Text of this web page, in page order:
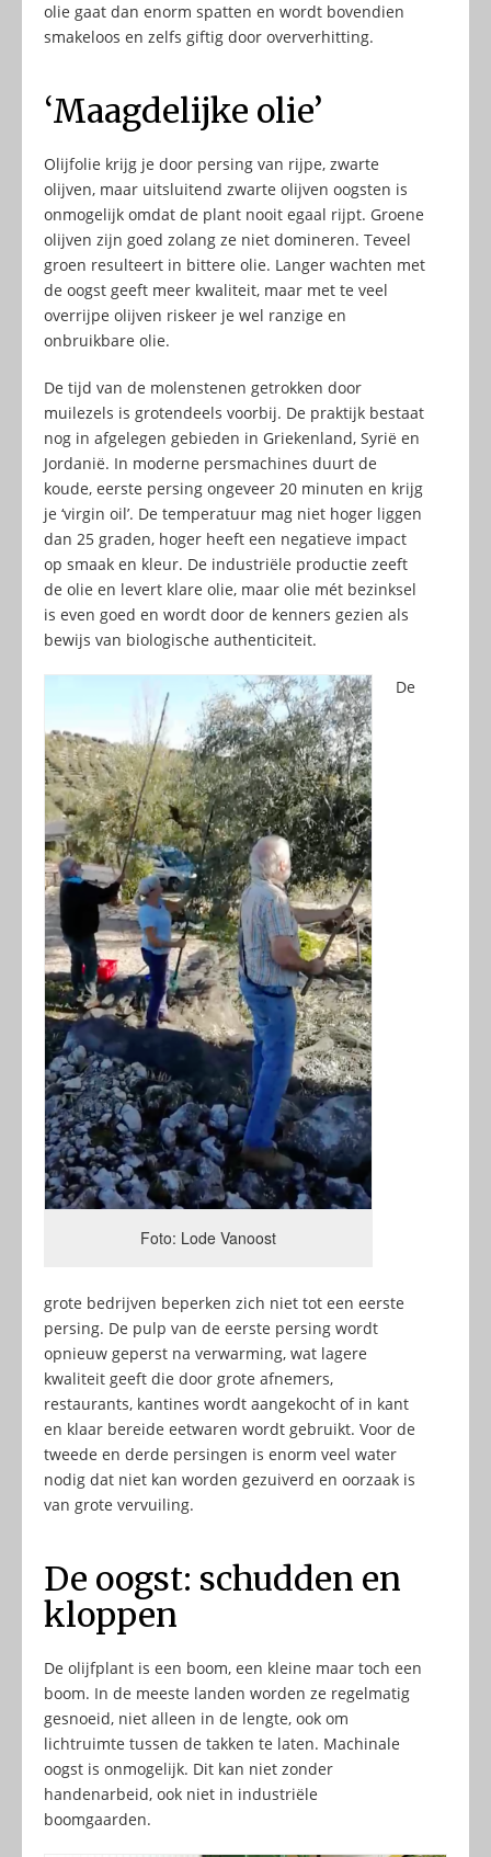
olie gaat dan enorm spatten en wordt bovendien
smakeloos en zelfs giftig door oververhitting.
‘Maagdelijke olie’
Olijfolie krijg je door persing van rijpe, zwarte
olijven, maar uitsluitend zwarte olijven oogsten is
onmogelijk omdat de plant nooit egaal rijpt. Groene
olijven zijn goed zolang ze niet domineren. Teveel
groen resulteert in bittere olie. Langer wachten met
de oogst geeft meer kwaliteit, maar met te veel
overrijpe olijven riskeer je wel ranzige en
onbruikbare olie.
De tijd van de molenstenen getrokken door
muilezels is grotendeels voorbij. De praktijk bestaat
nog in afgelegen gebieden in Griekenland, Syrië en
Jordanië. In moderne persmachines duurt de
koude, eerste persing ongeveer 20 minuten en krijg
je ‘virgin oil’. De temperatuur mag niet hoger liggen
dan 25 graden, hoger heeft een negatieve impact
op smaak en kleur. De industriële productie zeeft
de olie en levert klare olie, maar olie mét bezinksel
is even goed en wordt door de kenners gezien als
bewijs van biologische authenticiteit.
Foto: Lode Vanoost
De
grote bedrijven beperken zich niet tot een eerste
persing. De pulp van de eerste persing wordt
opnieuw geperst na verwarming, wat lagere
kwaliteit geeft die door grote afnemers,
restaurants, kantines wordt aangekocht of in kant
en klaar bereide eetwaren wordt gebruikt. Voor de
tweede en derde persingen is enorm veel water
nodig dat niet kan worden gezuiverd en oorzaak is
van grote vervuiling.
De oogst: schudden en
kloppen
De olijfplant is een boom, een kleine maar toch een
boom. In de meeste landen worden ze regelmatig
gesnoeid, niet alleen in de lengte, ook om
lichtruimte tussen de takken te laten. Machinale
oogst is onmogelijk. Dit kan niet zonder
handenarbeid, ook niet in industriële
boomgaarden.